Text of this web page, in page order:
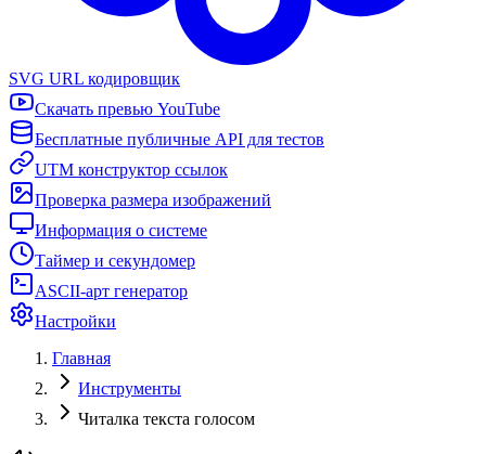
SVG URL кодировщик
Скачать превью YouTube
Бесплатные публичные API для тестов
UTM конструктор ссылок
Проверка размера изображений
Информация о системе
Таймер и секундомер
ASCII-арт генератор
Настройки
Главная
Инструменты
Читалка текста голосом